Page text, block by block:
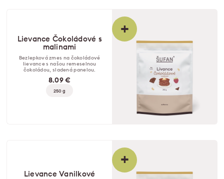
+
Lievance Čokoládové s
malinami
Bezlepková zmes na čokoládové
lievance s našou remeselnou
čokoládou, sladená panelou.
8.09 €
250 g
+
Lievance Vanilkové